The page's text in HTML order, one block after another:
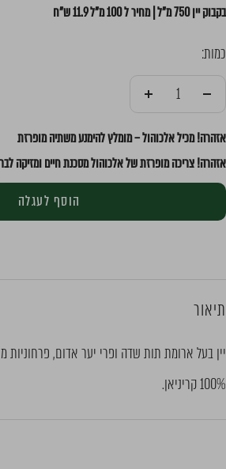
בקבוק יין 750 מ"ל | מחיר ל 100 מ"ל 11.9 ש"ח
כמות:
אזהרה! מכיל אלכוהול – מומלץ להימנע משתיה מופרזת
אזהרה! צריכה מופרזת של אלכוהול מסכנת חיים ומזיקה
הוסף לעגלה
תיאור
יין בעל ארומת תות שדה ופרי יער אדום, פרחוניות
100% קריניאן.